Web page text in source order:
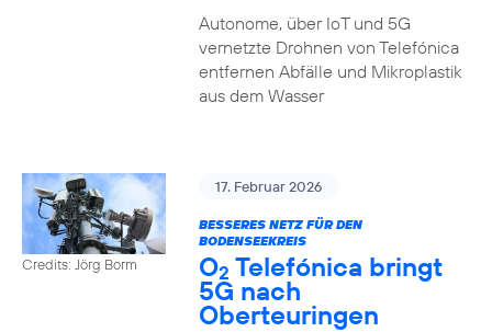
Autonome, über IoT und 5G
vernetzte Drohnen von Telefónica
entfernen Abfälle und Mikroplastik
aus dem Wasser
Credits: Jörg Borm
17. Februar 2026
BESSERES NETZ FÜR DEN
BODENSEEKREIS
O2 Telefónica bringt
5G nach
Oberteuringen